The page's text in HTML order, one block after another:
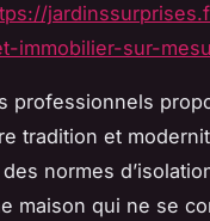
immobilier-sur-
professionnels
tradition et
normes
maison qui ne se